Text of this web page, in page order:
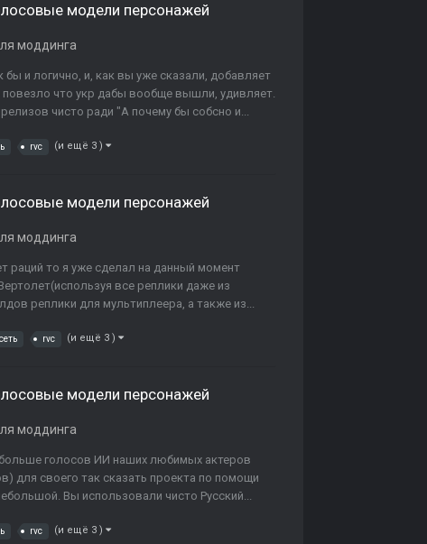
модели персонажей
моддинга
бы и логично, и, как вы уже сказали, добавляет
что укр дабы вообще вышли, удивляет.
чисто ради "А почему бы собсно и...
rvc (и ещё 3 )
модели персонажей
моддинга
раций то я уже сделал на данный момент
все реплики даже из
реплики для мультиплеера, а также из...
rvc (и ещё 3 )
модели персонажей
моддинга
голосов ИИ наших любимых актеров
для своего так сказать проекта по помощи
Вы использовали чисто Русский...
rvc (и ещё 3 )